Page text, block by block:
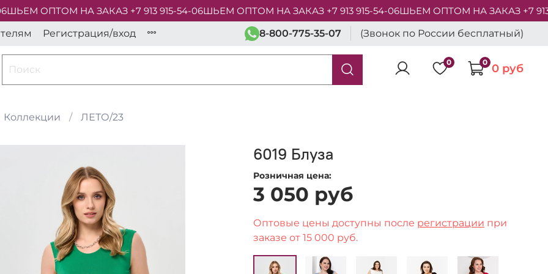
ОПТОМ НА ЗАКАЗ +7 913 915-54-06ШЬЕМ ОПТОМ НА ЗАКАЗ +7 913 915-54-06ШЬЕМ ОПТОМ НА ЗАКАЗ +7 913
Регистрация/вход 8-800-775-35-07 (Звонок по России бесплатный)
0 0 0 руб
Коллекции ЛЕТО/23
6019 Блуза
Розничная цена:
3 050 руб
Оптовые цены доступны после регистрации при
заказе от 15 000 руб.